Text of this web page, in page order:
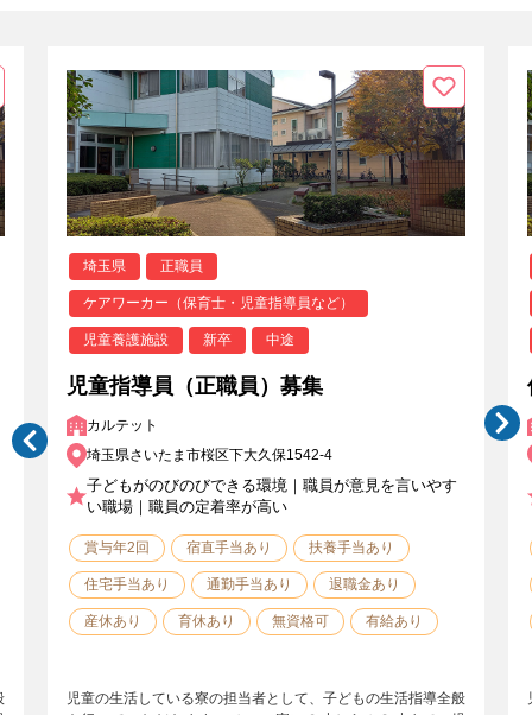
埼玉県 正職員
ケアワーカー（保育士・児童指導員など）
児童養護施設 新卒 中途
児童指導員（正職員）募集
カルテット
埼玉県さいたま市桜区下大久保1542-4
子どもがのびのびできる環境｜職員が意見を言いやす
い職場｜職員の定着率が高い
賞与年2回 宿直手当あり 扶養手当あり
住宅手当あり 通勤手当あり 退職金あり
産休あり 育休あり 無資格可 有給あり
児童の生活している寮の担当者として、子どもの生活指導全般